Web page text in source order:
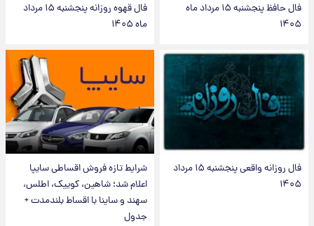
فال حافظ پنجشنبه ۱۵ مرداد ماه
۱۴۰۵
فال قهوه روزانه پنجشنبه ۱۵ مرداد
ماه ۱۴۰۵
فال روزانه واقعی پنجشنبه ۱۵ مرداد
۱۴۰۵
شرایط تازه فروش اقساطی سایپا
اعلام شد؛ شاهین، کوییک، اطلس،
سهند و ساینا با اقساط بلندمدت +
جدول